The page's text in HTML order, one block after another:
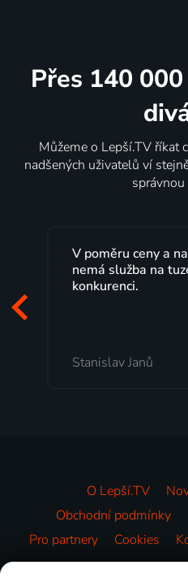
Přes 140
Můžeme o Lepší.TV říkat
nadšených uživatelů ví
ceny a nabídky kanálů
služba na tuzemském trhu
O Lepší.TV
Obchodní podmínky
Pro partnery
Cookies